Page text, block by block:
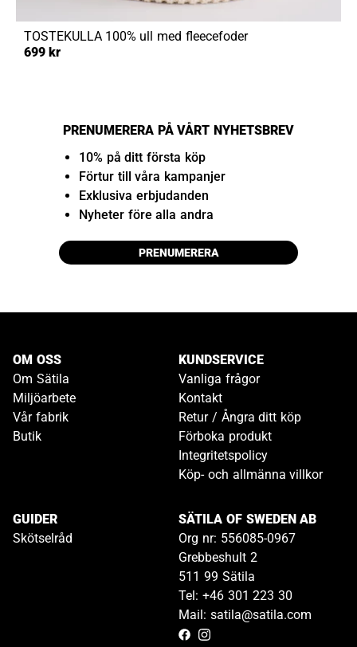
TOSTEKULLA 100% ull med fleecefoder
699 kr
PRENUMERERA PÅ VÅRT NYHETSBREV
10% på ditt första köp
Förtur till våra kampanjer
Exklusiva erbjudanden
Nyheter före alla andra
PRENUMERERA
OM OSS
Om Sätila
Miljöarbete
Vår fabrik
Butik
KUNDSERVICE
Vanliga frågor
Kontakt
Retur / Ångra ditt köp
Förboka produkt
Integritetspolicy
Köp- och allmänna villkor
GUIDER
Skötselråd
SÄTILA OF SWEDEN AB
Org nr: 556085-0967
Grebbeshult 2
511 99 Sätila
Tel: +46 301 223 30
Mail: satila@satila.com